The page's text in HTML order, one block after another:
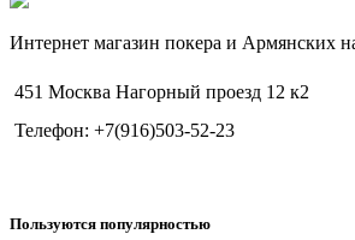
Интернет магазин покера и Армянских
451 Москва Нагорный проезд 12 к2
Телефон: +7(916)503-52-23
Пользуются популярностью